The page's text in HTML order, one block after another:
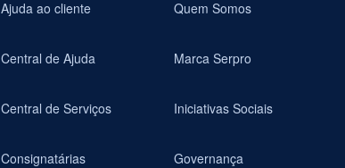
Ajuda ao cliente
Central de Ajuda
Central de Serviços
Consignatárias
Quem Somos
Marca Serpro
Iniciativas Sociais
Governança